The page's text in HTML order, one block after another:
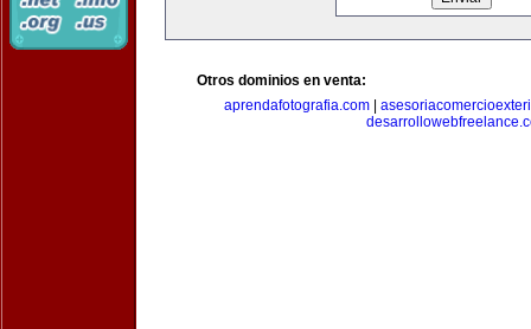
Otros dominios en venta:
aprendafotografia.com